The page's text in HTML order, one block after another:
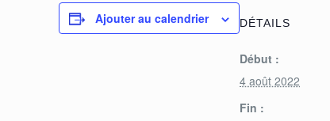
Ajouter au calendrier DÉTAILS
Début :
4 août 2022
Fin :